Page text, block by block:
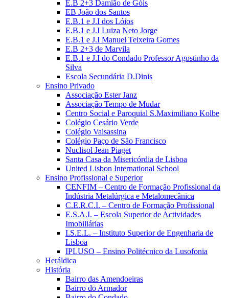
E.B 2+3 Damião de Góis
EB João dos Santos
E.B.1 e J.I dos Lóios
E.B.1 e J.I Luiza Neto Jorge
E.B.1 e J.I Manuel Teixeira Gomes
E.B 2+3 de Marvila
E.B.1 e J.I do Condado Professor Agostinho da
Silva
Escola Secundária D.Dinis
Ensino Privado
Associação Ester Janz
Associação Tempo de Mudar
Centro Social e Paroquial S.Maximiliano Kolbe
Colégio Cesário Verde
Colégio Valsassina
Colégio Paço de São Francisco
Nuclisol Jean Piaget
Santa Casa da Misericórdia de Lisboa
United Lisbon International School
Ensino Profissional e Superior
CENFIM – Centro de Formação Profissional da
Indústria Metalúrgica e Metalomecânica
C.E.R.C.I. – Centro de Formação Profissional
E.S.A.I. – Escola Superior de Actividades
Imobiliárias
I.S.E.L. – Instituto Superior de Engenharia de
Lisboa
IPLUSO – Ensino Politécnico da Lusofonia
Heráldica
História
Bairro das Amendoeiras
Bairro do Armador